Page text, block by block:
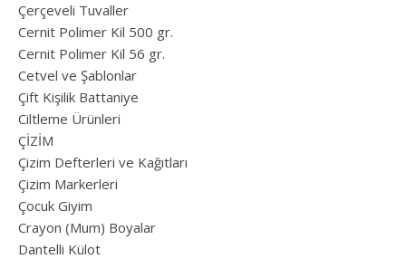
Çerçeveli Tuvaller
Cernit Polimer Kil 500 gr.
Cernit Polimer Kil 56 gr.
Cetvel ve Şablonlar
Çift Kişilik Battaniye
Ciltleme Ürünleri
ÇİZİM
Çizim Defterleri ve Kağıtları
Çizim Markerleri
Çocuk Giyim
Crayon (Mum) Boyalar
Dantelli Külot